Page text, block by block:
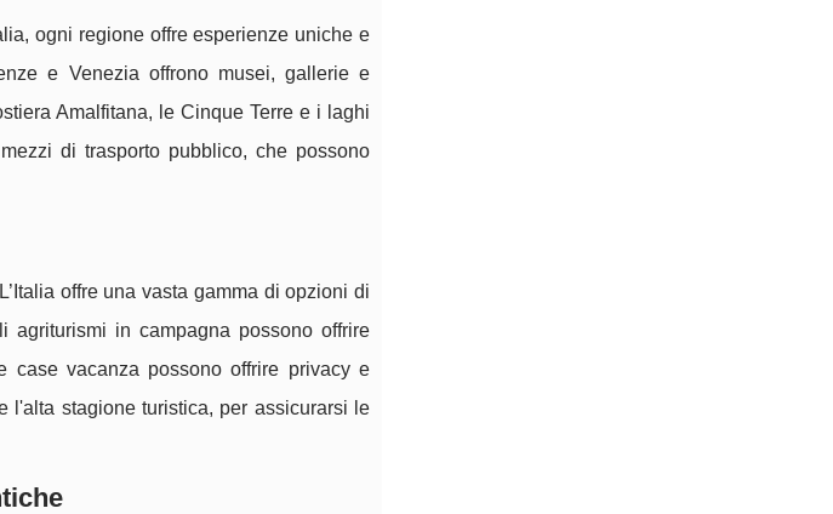
ogni regione offre esperienze uniche e
e Venezia offrono musei, gallerie e
Amalfitana, le Cinque Terre e i laghi
di trasporto pubblico, che possono
offre una vasta gamma di opzioni di
in campagna possono offrire
case vacanza possono offrire privacy e
l'alta stagione turistica, per assicurarsi le